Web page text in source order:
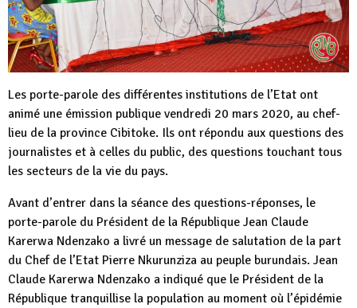
Les porte-parole des différentes institutions de l’Etat ont
animé une émission publique vendredi 20 mars 2020, au chef-
lieu de la province Cibitoke. Ils ont répondu aux questions des
journalistes et à celles du public, des questions touchant tous
les secteurs de la vie du pays.
Avant d’entrer dans la séance des questions-réponses, le
porte-parole du Président de la République Jean Claude
Karerwa Ndenzako a livré un message de salutation de la part
du Chef de l’Etat Pierre Nkurunziza au peuple burundais. Jean
Claude Karerwa Ndenzako a indiqué que le Président de la
République tranquillise la population au moment où l’épidémie